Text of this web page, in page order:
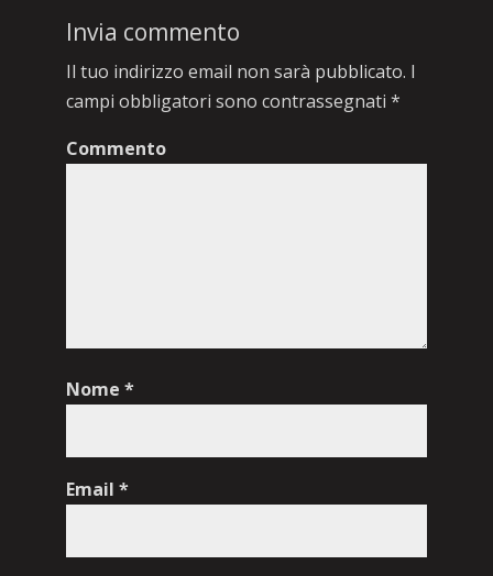
Invia commento
Il tuo indirizzo email non sarà pubblicato. I
campi obbligatori sono contrassegnati *
Commento
Nome *
Email *